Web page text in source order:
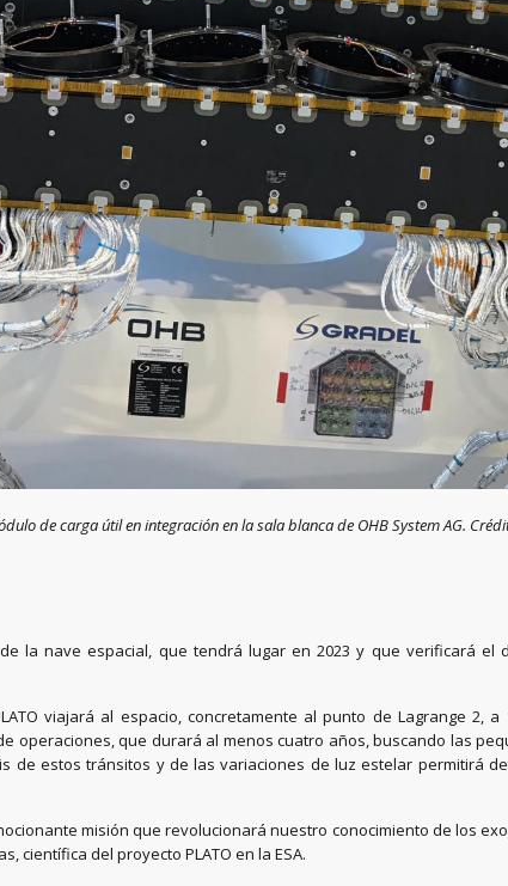
de carga útil en integración en la sala blanca de OHB System AG.
la nave espacial, que tendrá lugar en 2023 y que verificará
viajará al espacio, concretamente al punto de Lagrange 2,
operaciones, que durará al menos cuatro años, buscando las
de estos tránsitos y de las variaciones de luz estelar permitirá
misión que revolucionará nuestro conocimiento de los
científica del proyecto PLATO en la ESA.